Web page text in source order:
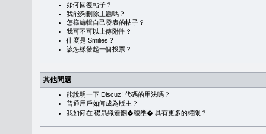
如何回復帖子？
我能夠刪除主題嗎？
怎樣編輯自己發表的帖子？
我可不可以上傳附件？
什麼是 Smilies？
該怎樣發起一個投票？
其他問題
能說明一下 Discuz! 代碼的用法嗎？
普通用戶如何成為版主？
我如何在 礎聶織簷翻�䪖壅� 具有更多的權限？